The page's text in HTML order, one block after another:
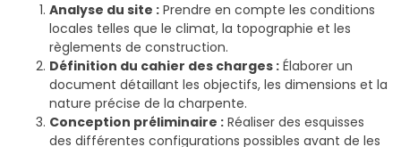
Analyse du site : Prendre en compte les conditions
locales telles que le climat, la topographie et les
règlements de construction.
Définition du cahier des charges : Élaborer un
document détaillant les objectifs, les dimensions et la
nature précise de la charpente.
Conception préliminaire : Réaliser des esquisses
des différentes configurations possibles avant de les